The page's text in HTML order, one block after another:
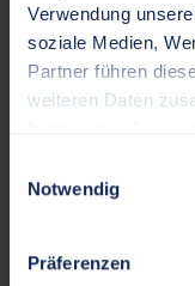
Verwendung
soziale Medien,
Partner führen
weiteren Daten
Notwendig
Präferenzen
GOES
Organisation
info[at]goes-